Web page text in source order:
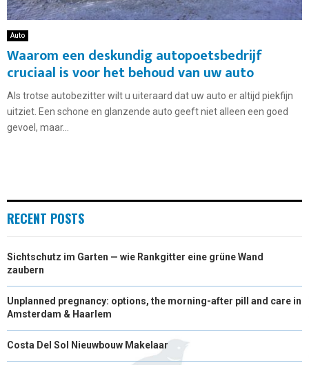
Auto
Waarom een deskundig autopoetsbedrijf
cruciaal is voor het behoud van uw auto
Als trotse autobezitter wilt u uiteraard dat uw auto er altijd piekfijn
uitziet. Een schone en glanzende auto geeft niet alleen een goed
gevoel, maar...
RECENT POSTS
Sichtschutz im Garten — wie Rankgitter eine grüne Wand
zaubern
Unplanned pregnancy: options, the morning-after pill and care in
Amsterdam & Haarlem
Costa Del Sol Nieuwbouw Makelaar